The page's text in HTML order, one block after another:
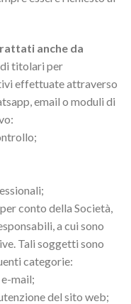
anche da
titolari per
effettuate attraverso
email o moduli di
conto della Società,
a cui sono
Tali soggetti sono
categorie:
mail;
del sito web;